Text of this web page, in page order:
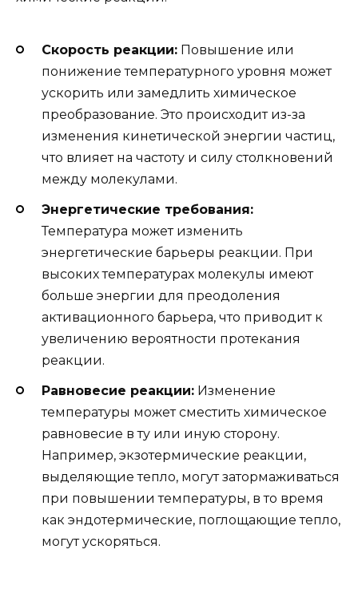
Скорость реакции: Повышение или
понижение температурного уровня может
ускорить или замедлить химическое
преобразование. Это происходит из-за
изменения кинетической энергии частиц,
что влияет на частоту и силу столкновений
между молекулами.
Энергетические требования:
Температура может изменить
энергетические барьеры реакции. При
высоких температурах молекулы имеют
больше энергии для преодоления
активационного барьера, что приводит к
увеличению вероятности протекания
реакции.
Равновесие реакции: Изменение
температуры может сместить химическое
равновесие в ту или иную сторону.
Например, экзотермические реакции,
выделяющие тепло, могут затормаживаться
при повышении температуры, в то время
как эндотермические, поглощающие тепло,
могут ускоряться.